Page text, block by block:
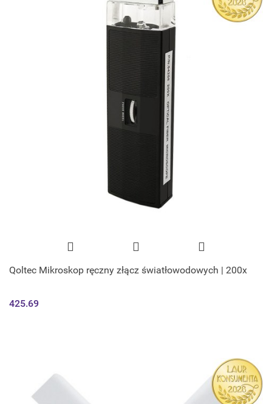
Qoltec Mikroskop ręczny złącz światłowodowych | 200x
425.69